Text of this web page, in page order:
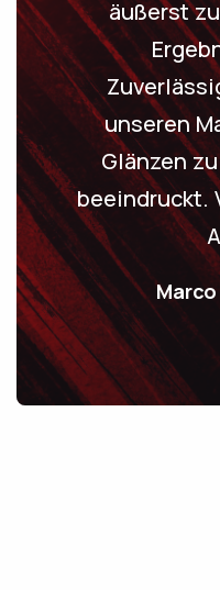
äußerst
unseren
Glänzen
beeindruckt.